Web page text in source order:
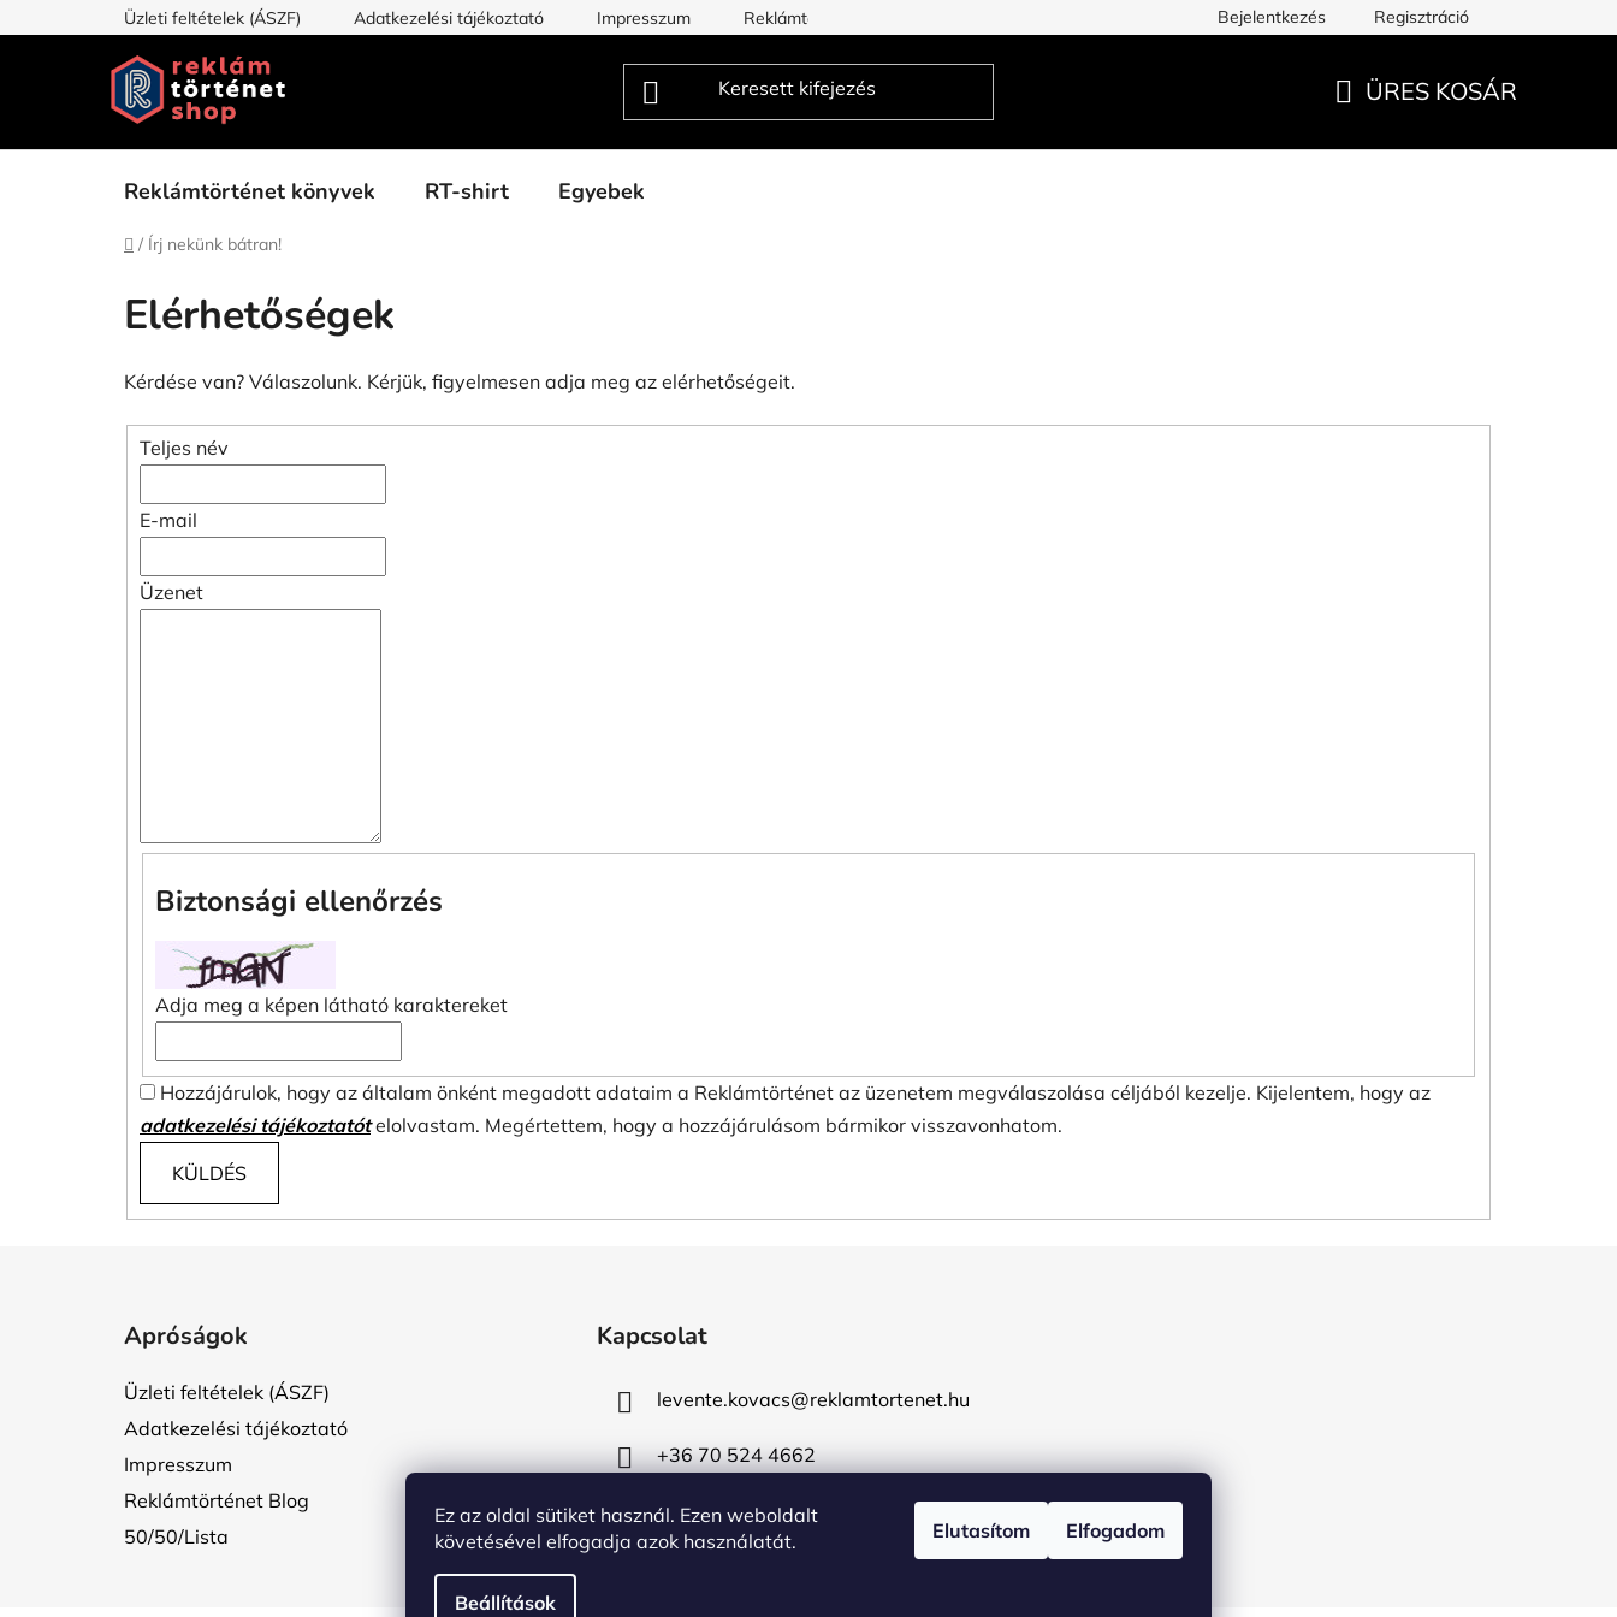
Ez az oldal sütiket használ. Ezen weboldalt
követésével elfogadja azok használatát.
Beállítások
Elutasítom Elfogadom
a
Üzleti feltételek (ÁSZF) Adatkezelési tájékoztató Impresszum Reklámtörténet Blog Bejelentkezés Regisztráció
ÜRES KOSÁR
Reklámtörténet könyvek RT-shirt Egyebek
Kezdőlap
/ Írj nekünk bátran!
Elérhetőségek
Kérdése van? Válaszolunk. Kérjük, figyelmesen adja meg az elérhetőségeit.
Teljes név
E-mail
Üzenet
Biztonsági ellenőrzés
Adja meg a képen látható karaktereket
Hozzájárulok, hogy az általam önként megadott adataim a Reklámtörténet az üzenetem megválaszolása céljából kezelje. Kijelentem, hogy az
adatkezelési tájékoztatótelolvastam. Megértettem, hogy a hozzájárulásom bármikor visszavonhatom.
KÜLDÉS
Apróságok
Üzleti feltételek (ÁSZF)
Adatkezelési tájékoztató
Impresszum
Reklámtörténet Blog
50/50/Lista
Kapcsolat
levente.kovacs@reklamtortenet.hu
+36 70 524 4662